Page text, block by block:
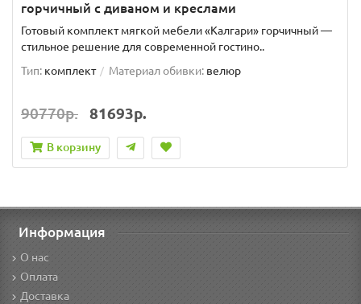
горчичный с диваном и креслами
Готовый комплект мягкой мебели «Калгари» горчичный —
стильное решение для современной гостино..
Тип: комплект Материал обивки: велюр
90770р. 81693р.
В корзину
Информация
О нас
Оплата
Доставка